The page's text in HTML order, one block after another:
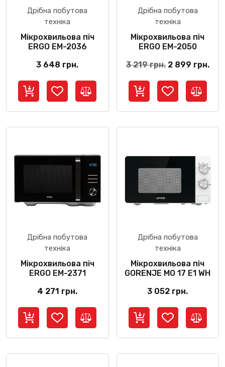
Дрібна побутова
техніка
Мікрохвильова піч
ERGO EM-2036
3 648 грн.
Дрібна побутова
техніка
Мікрохвильова піч
ERGO EM-2050
3 219грн. Оригінальна
3
219 грн..
2 899 грн.
Дрібна побутова
техніка
Мікрохвильова піч
ERGO EM-2371
4 271 грн.
Дрібна побутова
техніка
Мікрохвильова піч
GORENJE MO 17 E1 WH
3 052 грн.